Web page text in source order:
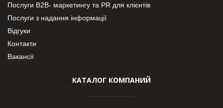
Послуги В2В- маркетингу та PR для клієнтів
Послуги з надання інформації
Відгуки
Контакти
Вакансії
КАТАЛОГ КОМПАНИЙ